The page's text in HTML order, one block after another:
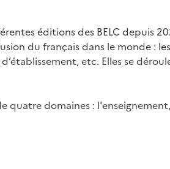
éditions des BELC depuis
du français dans le monde :
etc. Elles se
quatre domaines :